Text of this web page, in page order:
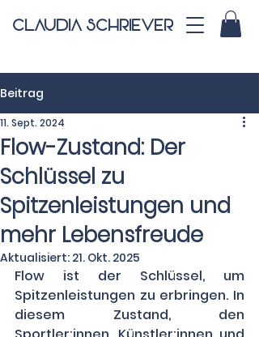
CLAUDIA SCHRIEVER
Beitrag
Flow-Zustand: Der
Schlüssel zu
Spitzenleistungen und
mehr Lebensfreude
11. Sept. 2024
Aktualisiert: 21. Okt. 2025
Flow ist der Schlüssel, um
Spitzenleistungen zu erbringen. In
diesem Zustand, den